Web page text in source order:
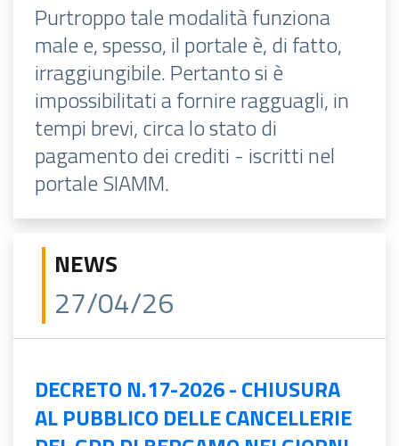
Purtroppo tale modalità funziona
male e, spesso, il portale è, di fatto,
irraggiungibile. Pertanto si è
impossibilitati a fornire ragguagli, in
tempi brevi, circa lo stato di
pagamento dei crediti - iscritti nel
portale SIAMM.
NEWS
27/04/26
DECRETO N.17-2026 - CHIUSURA
AL PUBBLICO DELLE CANCELLERIE